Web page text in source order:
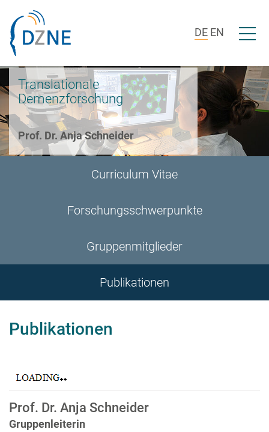
DE EN Menü
Translationale
Demenzforschung
Prof. Dr. Anja Schneider
Curriculum Vitae
Forschungsschwerpunkte
Gruppenmitglieder
Publikationen
Prof. Dr. Anja Schneider
Gruppenleiterin
Publikationen